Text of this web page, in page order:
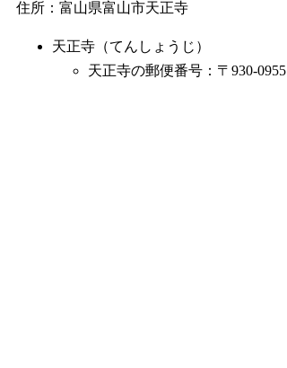
住所：富山県富山市天正寺
天正寺（てんしょうじ）
天正寺の郵便番号：〒930-0955